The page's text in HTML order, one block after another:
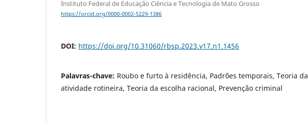
Instituto Federal de Educação Ciência e Tecnologia de Mato Grosso
https://orcid.org/0000-0002-5229-1386
DOI: https://doi.org/10.31060/rbsp.2023.v17.n1.1456
Palavras-chave: Roubo e furto à residência, Padrões temporais, Teoria da
atividade rotineira, Teoria da escolha racional, Prevenção criminal